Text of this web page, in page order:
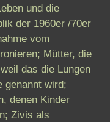
und die
der 1960er /70er
vom
Mütter, die
das die Lungen
genannt wird;
denen Kinder
Zivis als